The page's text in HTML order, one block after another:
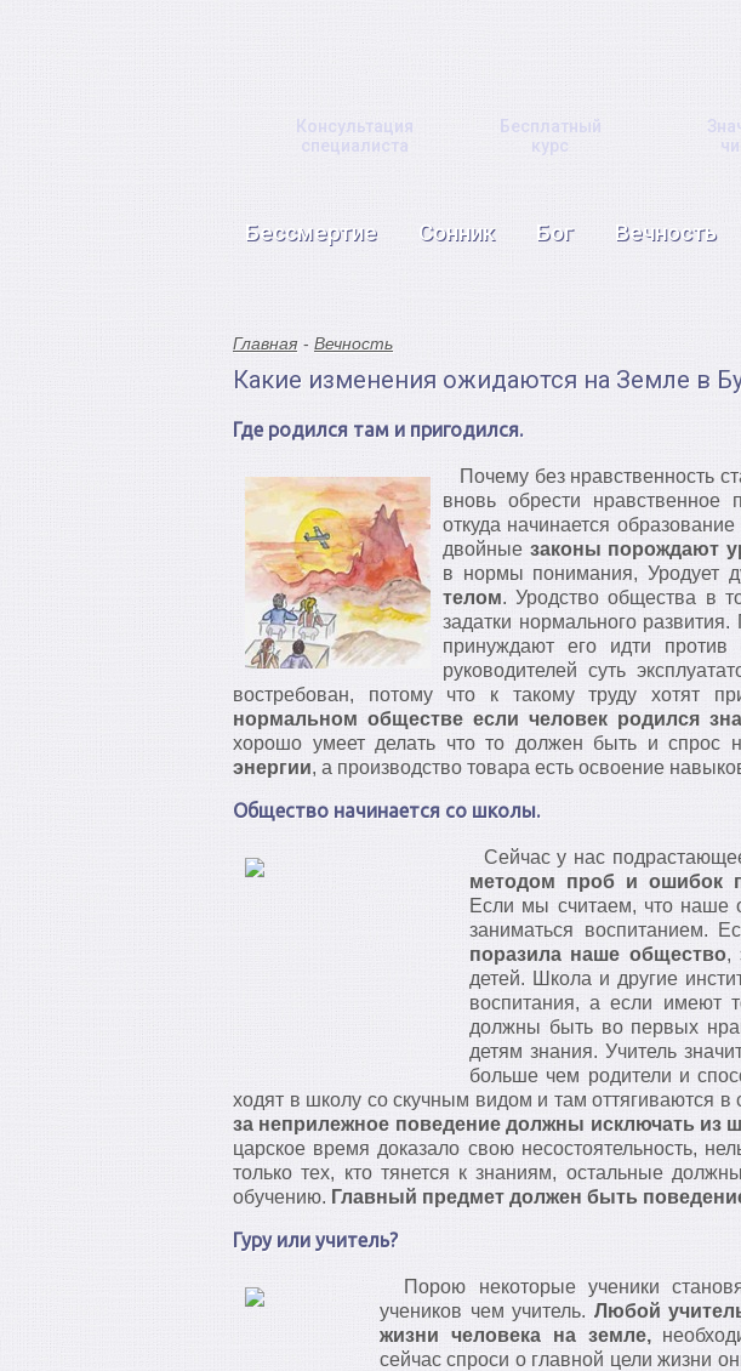
Консультация
специалиста
Бесплатный
курс
Бессмертие Сонник Бог Вечность
Главная Вечность
Какие изменения ожидаются на Земле в
Где родился там и пригодился.
Почему без нравственность
вновь обрести нравственное
откуда начинается
двойные законы порождают
в нормы понимания,
телом. Уродство общества в
задатки нормального
принуждают его идти
руководителей суть
востребован, потому что к такому труду хотят
нормальном обществе если человек родился
хорошо умеет делать что то должен быть и спрос
энергии, а производство товара есть освоение
Общество начинается со школы.
Сейчас у нас
методом проб и ошибок
Если мы считаем, что наше
заниматься воспитанием.
поразила наше общество,
детей. Школа и другие
воспитания, а если имеют
должны быть во первых
детям знания. Учитель
больше чем родители и
ходят в школу со скучным видом и там оттягиваются
за неприлежное поведение должны исключать из
царское время доказало свою несостоятельность,
только тех, кто тянется к знаниям, остальные
обучению. Главный предмет должен быть
Гуру или учитель?
Порою некоторые ученики
учеников чем учитель. Любой
жизни человека на земле,
сейчас спроси о главной цели жизни